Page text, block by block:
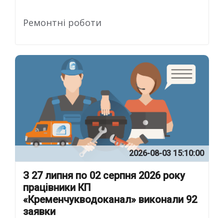
Ремонтні роботи
2026-08-03 15:10:00
З 27 липня по 02 серпня 2026 року
працівники КП
«Кременчукводоканал» виконали 92
заявки